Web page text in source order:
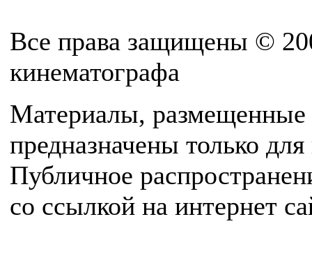
Все права защищены ©
кинематографа
Материалы, размещенные
предназначены только
Публичное
со ссылкой на интернет